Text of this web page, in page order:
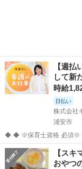
【週払
して新
時給
日払い
株式会社
浦安市
◆ ◆ ※保育士資格 必須※ 派遣保育士として、保育業務全般をお任せ
します。 【主な業務内容】 クラス担任業務 子どもたちの見守り・生
活支援 遊びや活動のサポ
帳の記入などの事...
千葉 浦安市 その他
【スキ
おやつ